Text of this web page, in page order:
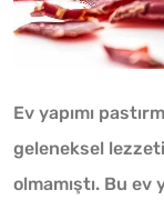
Ev yapımı
geleneksel
olmamıştı. Bu